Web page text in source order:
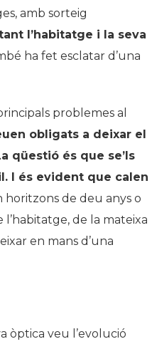
amb sorteig
l’habitatge i la seva
ha fet esclatar d’una
problemes al
obligats a deixar el
qüestió és que se’ls
I és evident que calen
horitzons de deu anys o
l’habitatge, de la mateixa
en mans d’una
òptica veu l’evolució